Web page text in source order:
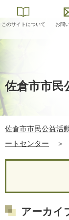
このサイトについて お問
佐倉市市民
佐倉市市民公益活
ートセンター
＞
アーカイ